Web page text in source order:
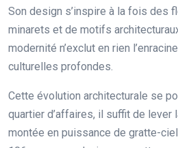
Son design s’inspire à la fois des
minarets et de motifs
modernité n’exclut en rien
culturelles profondes.
Cette évolution architecturale se
quartier d’affaires, il suffit de lever
montée en puissance de gratte-ciel